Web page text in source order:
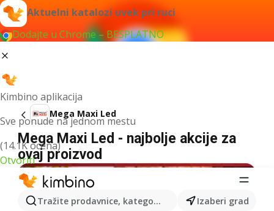
Aktuelni katalozi uvek pri ruci
Dodajte u Chrome – BESPLATNO
Kimbino aplikacija
Sve ponude na jednom mestu
(14.1K ocena)
Otvoriti
Tražite prodavnice, kategorije, proizvode...Izaberi grad
Mega Maxi Led
Mega Maxi Led - najbolje akcije za
ovaj proizvod